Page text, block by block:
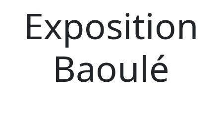
Exposition
Baoulé